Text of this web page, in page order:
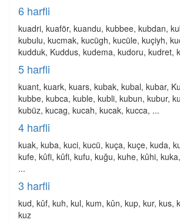
6 harfli
kuadri, kuaför, kuandu, kubbee, kubdan,
kubulu, kucmak, kucügh, kucüle, kuçiyh,
kudduk, Kuddus, kudema, kudoru, kudret,
5 harfli
kuant, kuark, kuars, kubak, kubal, kubar,
kubbe, kubca, kuble, kubli, kubun, kubur,
kubüz, kucag, kucah, kucak, kucca, ...
4 harfli
kuak, kuba, kuci, kucü, kuça, kuçe, kuda,
kufe, kûfi, kûfi, kufu, kuğu, kuhe, kûhi,
...
3 harfli
kud, kûf, kuh, kul, kum, kûn, kup, kur, kus,
kuz